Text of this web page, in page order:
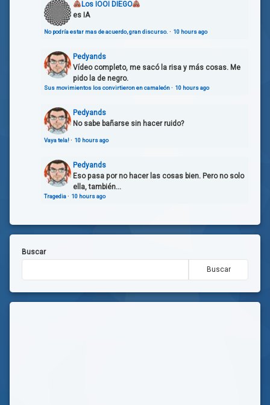
Los IOOI DIEGO
es IA
No podría estar mas de acuerdo, gran discurso. · 10 hours ago
Pedyands
Vídeo completo, me sacó la risa y más cosas. Me
pido la de negro.
Sus movimientos los convirtieron en camaleón· 10 hours ago
Pedyands
No sabe bañarse sin hacer ruido?
Vaya tela!· 10 hours ago
Pedyands
Eso pasa por no hacer las cosas bien. Pero no solo
ella, también...
Tragedia· 10 hours ago
Buscar
Buscar